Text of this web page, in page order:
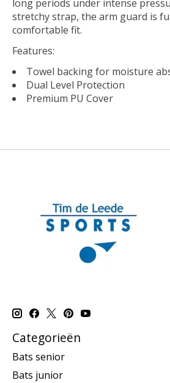
long periods under intense
stretchy strap, the arm guard is
comfortable fit.
Features:
Towel backing for moisture
Dual Level Protection
Premium PU Cover
Categorieën
Bats senior
Bats junior